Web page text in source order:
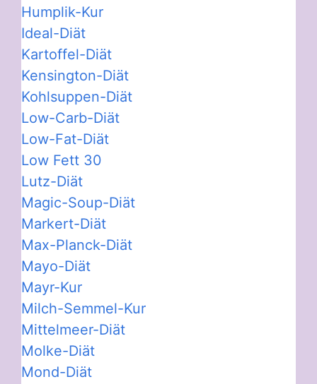
Humplik-Kur
Ideal-Diät
Kartoffel-Diät
Kensington-Diät
Kohlsuppen-Diät
Low-Carb-Diät
Low-Fat-Diät
Low Fett 30
Lutz-Diät
Magic-Soup-Diät
Markert-Diät
Max-Planck-Diät
Mayo-Diät
Mayr-Kur
Milch-Semmel-Kur
Mittelmeer-Diät
Molke-Diät
Mond-Diät